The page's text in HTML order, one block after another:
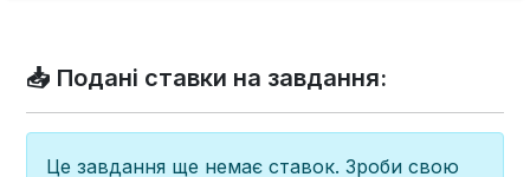
📥 Подані ставки на завдання:
Це завдання ще немає ставок. Зроби свою